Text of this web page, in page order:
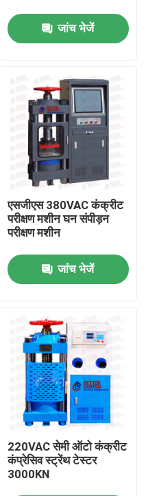
जांच भेजें
एसजीएस 380VAC कंक्रीट
परीक्षण मशीन घन संपीड़न
परीक्षण मशीन
जांच भेजें
220VAC सेमी ऑटो कंक्रीट
कंप्रेसिव स्ट्रेंथ टेस्टर
3000KN